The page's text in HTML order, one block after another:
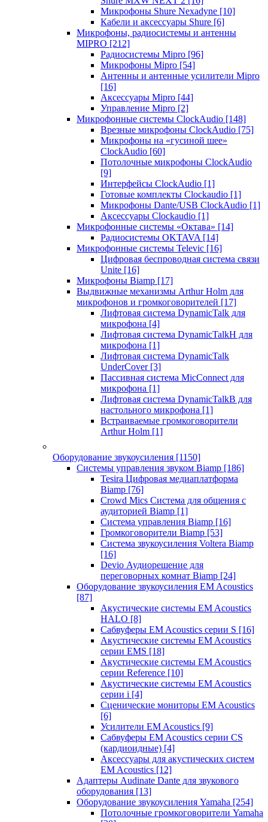
Микрофоны Shure Nexadyne [10]
Кабели и аксессуары Shure [6]
Микрофоны, радиосистемы и антенны
MIPRO [212]
Радиосистемы Mipro [96]
Микрофоны Mipro [54]
Антенны и антенные усилители Mipro
[16]
Аксессуары Mipro [44]
Управление Mipro [2]
Микрофонные системы ClockAudio [148]
Врезные микрофоны ClockAudio [75]
Микрофоны на «гусиной шее»
ClockAudio [60]
Потолочные микрофоны ClockAudio
[9]
Интерфейсы ClockAudio [1]
Готовые комплекты Clockaudio [1]
Микрофоны Dante/USB ClockAudio [1]
Аксессуары Clockaudio [1]
Микрофонные системы «Октава» [14]
Радиосистемы OKTAVA [14]
Микрофонные системы Televic [16]
Цифровая беспроводная система связи
Unite [16]
Микрофоны Biamp [17]
Выдвижные механизмы Arthur Holm для
микрофонов и громкоговорителей [17]
Лифтовая система DynamicTalk для
микрофона [4]
Лифтовая система DynamicTalkH для
микрофона [1]
Лифтовая система DynamicTalk
UnderCover [3]
Пассивная система MicConnect для
микрофона [1]
Лифтовая система DynamicTalkB для
настольного микрофона [1]
Встраиваемые громкоговорители
Arthur Holm [1]
Оборудование звукоусиления [1150]
Системы управления звуком Biamp [186]
Tesira Цифровая медиаплатформа
Biamp [76]
Crowd Mics Система для общения с
аудиторией Biamp [1]
Система управления Biamp [16]
Громкоговорители Biamp [53]
Система звукоусиления Voltera Biamp
[16]
Devio Аудиорешение для
переговорных комнат Biamp [24]
Оборудование звукоусиления EM Acoustics
[87]
Акустические системы EM Acoustics
HALO [8]
Сабвуферы EM Acoustics серии S [16]
Акустические системы EM Acoustics
серии EMS [18]
Акустические системы EM Acoustics
серии Reference [10]
Акустические системы EM Acoustics
серии i [4]
Сценические мониторы EM Acoustics
[6]
Усилители EM Acoustics [9]
Сабвуферы EM Acoustics серии CS
(кардиоидные) [4]
Аксессуары для акустических систем
EM Acoustics [12]
Адаптеры Audinate Dante для звукового
оборудования [13]
Оборудование звукоусиления Yamaha [254]
Потолочные громкоговорители Yamaha